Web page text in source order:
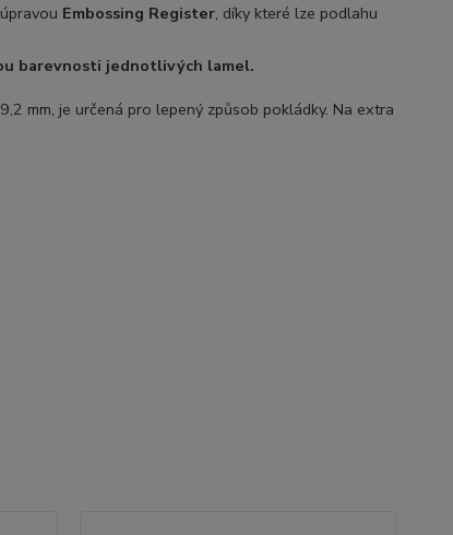
Embossing Register, díky které lze podlahu
barevnosti jednotlivých lamel.
mm, je určená pro lepený způsob pokládky. Na extra